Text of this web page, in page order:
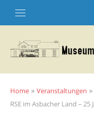
Home » Veranstaltungen »
RSE im Asbacher Land –